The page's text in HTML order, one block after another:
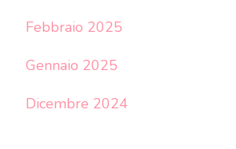
Febbraio 2025
Gennaio 2025
Dicembre 2024